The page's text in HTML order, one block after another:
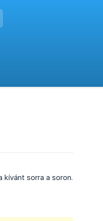
kívánt sorra a soron.